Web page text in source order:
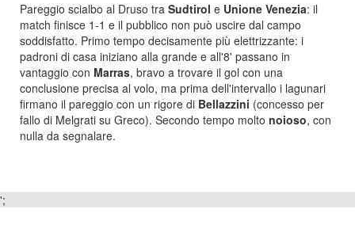
Pareggio scialbo al Druso tra Sudtirol e Unione Venezia: il
match finisce 1-1 e il pubblico non può uscire dal campo
soddisfatto. Primo tempo decisamente più elettrizzante: i
padroni di casa iniziano alla grande e all'8' passano in
vantaggio con Marras, bravo a trovare il gol con una
conclusione precisa al volo, ma prima dell'intervallo i lagunari
firmano il pareggio con un rigore di Bellazzini (concesso per
fallo di Melgrati su Greco). Secondo tempo molto noioso, con
nulla da segnalare.
';